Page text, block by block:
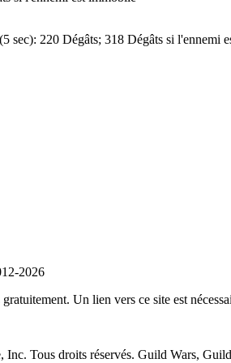
(5 sec): 220 Dégâts; 318 Dégâts si l'ennemi
2026
Un lien vers ce site est
Tous droits réservés. Guild Wars,